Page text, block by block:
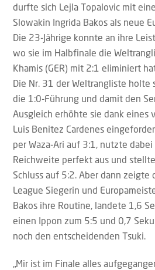
durfte sich Lejla Topalovic mit
Slowakin Ingrida Bakos als neue
Die 23-Jährige konnte an ihre
wo sie im Halbfinale die
Khamis (GER) mit 2:1 eliminiert
Die Nr. 31 der Weltrangliste holte
die 1:0-Führung und damit den
Ausgleich erhöhte sie dank eines
Luis Benitez Cardenes
per Waza-Ari auf 3:1, nutzte
Reichweite perfekt aus und
Schluss auf 5:2. Aber dann zeigte
League Siegerin und
Bakos ihre Routine, landete 1,6
einen Ippon zum 5:5 und 0,7
noch den entscheidenden Tsuki.
„Mir ist im Finale alles